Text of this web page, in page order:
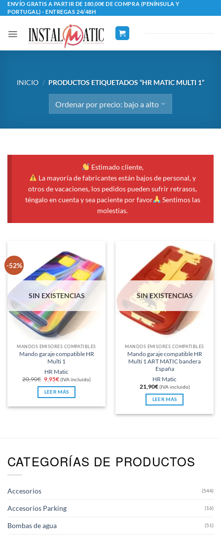
Saltar
al
contenido
ENVÍO GRATIS A PARTIR DE 180,00€ DE COMPRA (PENÍNSULA Y
PORTUGAL) - ENTREGAS 24/48H
INICIO / PRODUCTOS ETIQUETADOS “HR MATIC MULTI 1”
Estimado cliente,
La mayoría de fabricantes están bajos de personal, y
otros de vacaciones, los pedidos pueden sufrir retrasos,
téngalo en cuenta y sea paciente por favor
Sentimos las
molestias.
-52%
SIN EXISTENCIAS
MANDOS EMISORES COMPATIBLES
Mando garaje compatible HR
Multi 1
HR Matic
20,90€ El
precio
original
era:
20,90€.
9,95€El
precio
actual
es:
9,95€.
(IVA incluido)
LEER MÁS
SIN EXISTENCIAS
MANDOS EMISORES COMPATIBLES
Mando garaje compatible HR
Multi 1 ART MATIC bandera
España
HR Matic
21,90€ (IVA incluido)
LEER MÁS
CATEGORÍAS DE PRODUCTOS
Accesorios (544)
Accesorios Parking (16)
Bombas de agua (51)